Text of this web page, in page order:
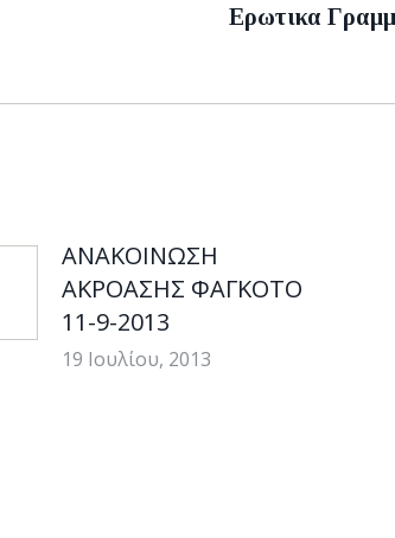
Ερωτικα
ΑΝΑΚΟΙΝΩΣΗ
ΑΚΡΟΑΣΗΣ ΦΑΓΚΟΤΟ
11-9-2013
19 Ιουλίου, 2013